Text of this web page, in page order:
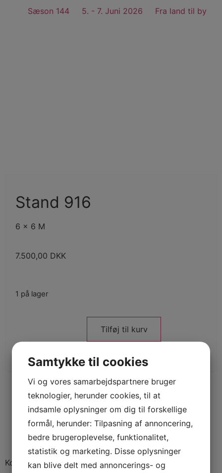
Sæson 144 5. - 7. Juni 2026 Fra land til by
Stand 916
6 x 6 M
7.500,00 DKK
1 på lager
Tilføj til kurv
Kontakt
Samtykke til cookies
Vi og vores samarbejdspartnere bruger
teknologier, herunder cookies, til at
indsamle oplysninger om dig til forskellige
formål, herunder: Tilpasning af annoncering,
bedre brugeroplevelse, funktionalitet,
statistik og marketing. Disse oplysninger
kan blive delt med annoncerings- og